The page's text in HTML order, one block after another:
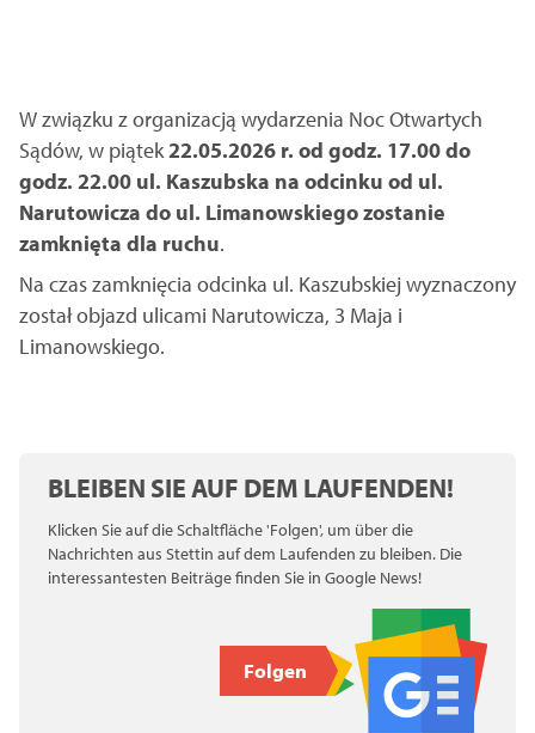
W związku z organizacją wydarzenia Noc Otwartych
Sądów, w piątek22.05.2026 r. od godz. 17.00 do
godz. 22.00 ul. Kaszubska na odcinku od ul.
Narutowicza do ul. Limanowskiego zostanie
zamknięta dla ruchu.
Na czas zamknięcia odcinka ul. Kaszubskiej wyznaczony
został objazd ulicami Narutowicza, 3 Maja i
Limanowskiego.
BLEIBEN SIE AUF DEM LAUFENDEN!
Klicken Sie auf die Schaltfläche 'Folgen', um über die
Nachrichten aus Stettin auf dem Laufenden zu bleiben. Die
interessantesten Beiträge finden Sie in Google News!
Folgen